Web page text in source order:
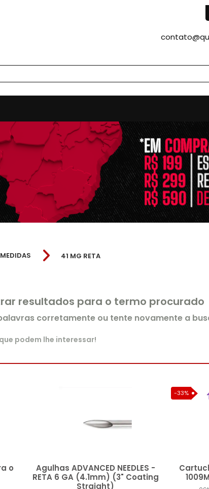
41 MG RETA
resultados para o termo procurado
corretamente ou tente novamente a
podem lhe interessar!
o
Agulhas ADVANCED NEEDLES -
RETA 6 GA (4.1mm) (3" Coating
Straight)
-33%